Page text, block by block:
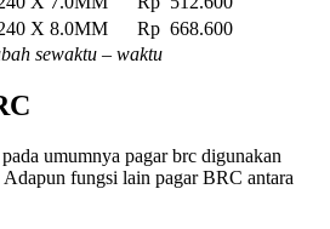
X 8.0MM
Rp 668.600
sewaktu – waktu
umumnya pagar brc digunakan
fungsi lain pagar BRC antara